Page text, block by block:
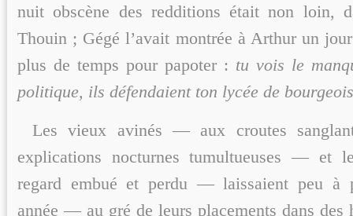
nuit obscène des redditions était non loin,
Thouin ; Gégé l’avait montrée à Arthur un
plus de temps pour papoter : tu vois le
politique, ils défendaient ton lycée de
Les vieux avinés — aux croutes
explications nocturnes tumultueuses —
regard embué et perdu — laissaient peu à
année — au gré de leurs placements dans des